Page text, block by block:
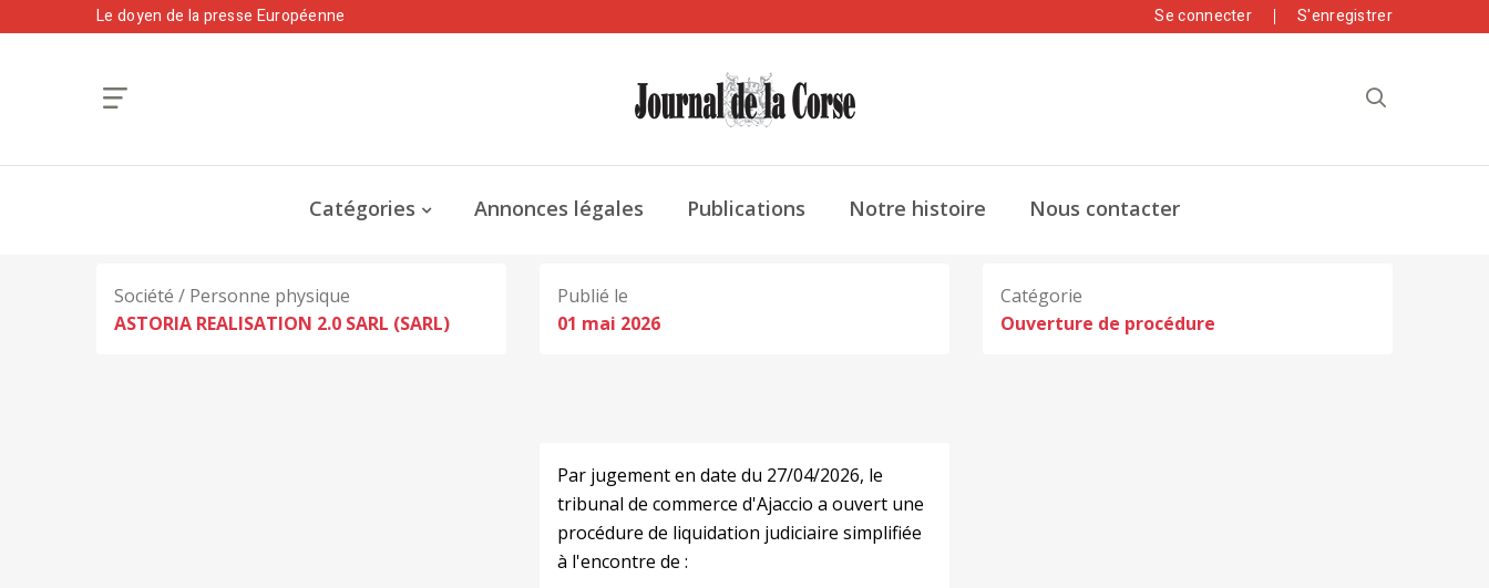
Le doyen de la presse Européenne Se connecter S'enregistrer
Catégories Annonces légales Publications Notre histoire Nous contacter
Société / Personne physique
ASTORIA REALISATION 2.0 SARL (SARL)
Publié le
01 mai 2026
Catégorie
Ouverture de procédure
Par jugement en date du 27/04/2026, le
tribunal de commerce d'Ajaccio a ouvert une
procédure de liquidation judiciaire simplifiée
à l'encontre de :